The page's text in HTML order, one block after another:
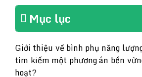
Mục lục
Giới thiệu về bình phụ năng
tìm kiếm một phương án bền
hoạt?